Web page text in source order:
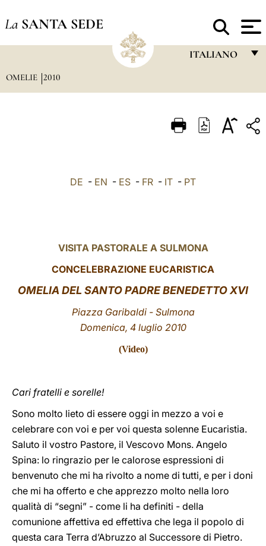
La SANTA SEDE
ITALIANO
ITALIANO
中文
LATINE
OMELIE 2010
DE - EN - ES - FR - IT - PT
VISITA PASTORALE A SULMONA
CONCELEBRAZIONE EUCARISTICA
OMELIA DEL SANTO PADRE BENEDETTO XVI
Piazza Garibaldi - Sulmona
Domenica, 4 luglio 2010
(Video)
Cari fratelli e sorelle!
Sono molto lieto di essere oggi in mezzo a voi e
celebrare con voi e per voi questa solenne Eucaristia.
Saluto il vostro Pastore, il Vescovo Mons. Angelo
Spina: lo ringrazio per le calorose espressioni di
benvenuto che mi ha rivolto a nome di tutti, e per i doni
che mi ha offerto e che apprezzo molto nella loro
qualità di “segni” - come li ha definiti - della
comunione affettiva ed effettiva che lega il popolo di
questa cara Terra d’Abruzzo al Successore di Pietro.